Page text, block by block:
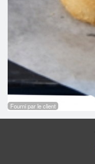
Fourni par le client